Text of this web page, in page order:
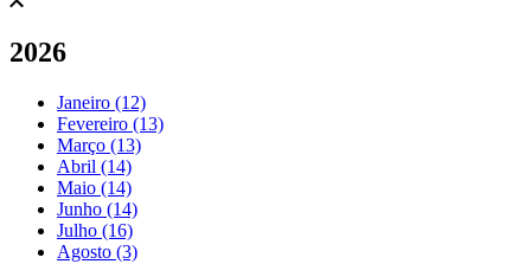
2026
Janeiro (12)
Fevereiro (13)
Março (13)
Abril (14)
Maio (14)
Junho (14)
Julho (16)
Agosto (3)